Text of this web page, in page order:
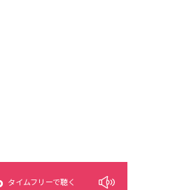
タイムフリーで聴く